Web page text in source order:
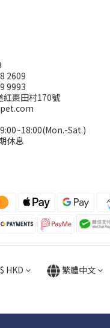
2609
9993
紅棗田村170號
Sat.)
休息
$ HKD 繁體中文